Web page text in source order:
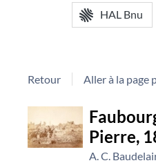
HAL Bnu
Retour Aller à la page
Détail
document
Pierre,
A. C.